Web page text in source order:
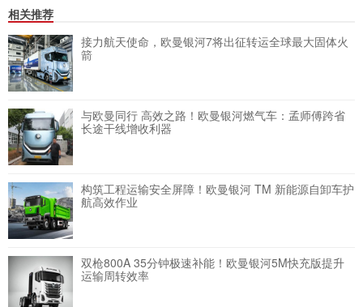
相关推荐
接力航天使命，欧曼银河7将出征转运全球最大固体火
箭
与欧曼同行 高效之路！欧曼银河燃气车：孟师傅跨省
长途干线增收利器
构筑工程运输安全屏障！欧曼银河 TM 新能源自卸车护
航高效作业
双枪800A 35分钟极速补能！欧曼银河5M快充版提升
运输周转效率